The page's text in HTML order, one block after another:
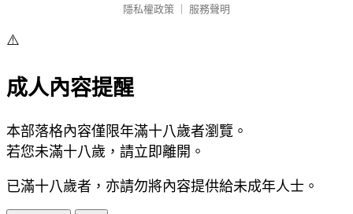
隱私權政策
服務聲明
⚠️
成人內容提醒
本部落格內容僅限年滿十八歲者瀏覽。
若您未滿十八歲，請立即離開。
已滿十八歲者，亦請勿將內容提供給未成年人士。